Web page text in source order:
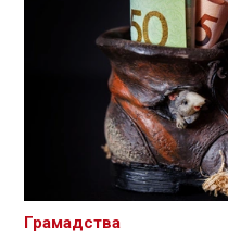
Грамадства